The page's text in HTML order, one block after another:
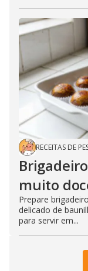
RECEITAS DE
muito
Prepare
delicado de
para servir em...